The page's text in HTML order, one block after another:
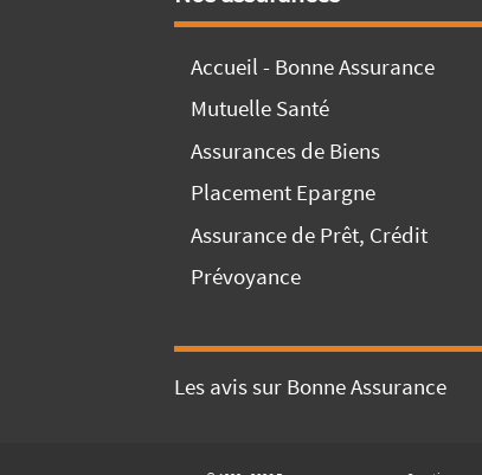
Accueil - Bonne Assurance
Mutuelle Santé
Assurances de Biens
Placement Epargne
Assurance de Prêt, Crédit
Prévoyance
Les avis sur Bonne Assurance